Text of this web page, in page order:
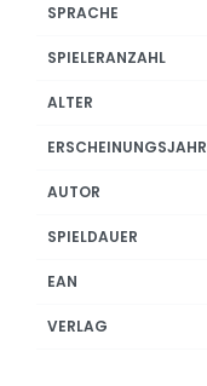
SPRACHE
SPIELERANZAHL
ALTER
ERSCHEINUNGSJAHR
AUTOR
SPIELDAUER
EAN
VERLAG